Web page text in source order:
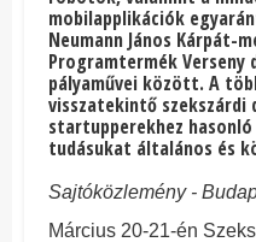
mobilapplikációk
Neumann János Kárpát-
Programtermék
pályaművei között. A
visszatekintő szekszárdi
startupperekhez
tudásukat általános és
Sajtóközlemény -
Március 20-21-én